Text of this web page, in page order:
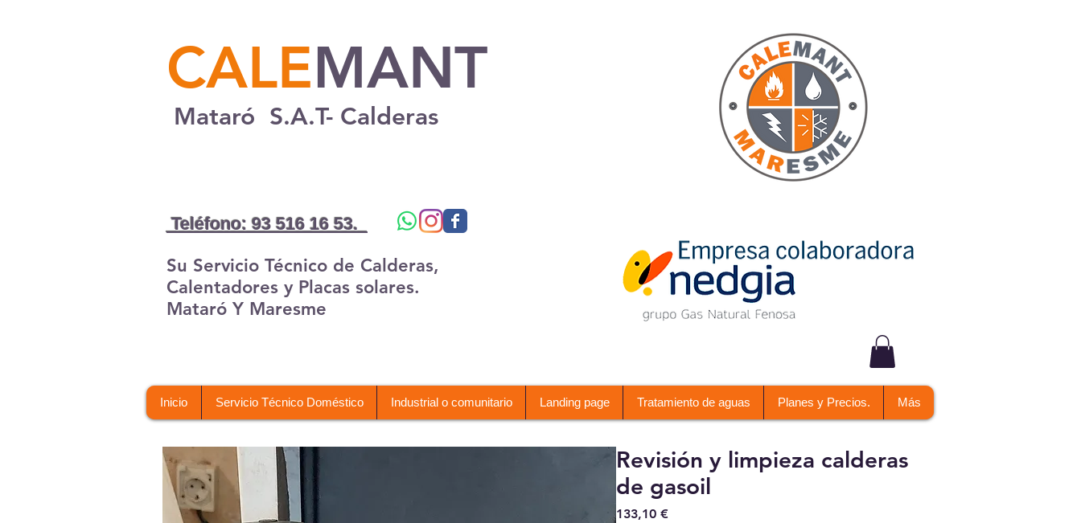
CALEMANT
Mataró S.A.T- Calderas
Teléfono: 93 516 16 53.
Su Servicio Técnico de Calderas,
Calentadores y Placas solares.
Mataró Y Maresme
Revisión y limpieza calderas
de gasoil
133,10 €Price
Inicio Servicio Técnico Doméstico Industrial o comunitario Landing page Tratamiento de aguas Planes y Precios. Más